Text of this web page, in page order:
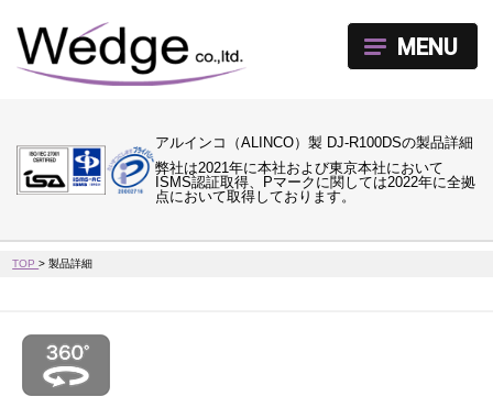
アルインコ（ALINCO）製 DJ-R100DSの製品詳細
弊社は2021年に本社および東京本社において
ISMS認証取得、Pマークに関しては2022年に全拠
点において取得しております。
MENU
TOP>製品詳細